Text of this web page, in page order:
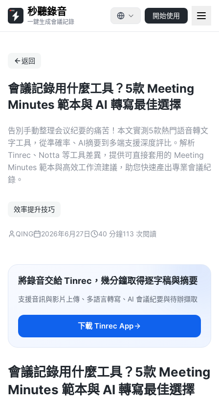
秒聽錄音
一鍵生成會議記錄
開始使用
返回
會議記錄用什麼工具？5款 Meeting
Minutes 範本與 AI 轉寫最佳選擇
告別手動整理会议纪要的痛苦！本文實測5款熱門語音轉文
字工具，從準確率、AI摘要到多端支援深度評比。解析
Tinrec、Notta 等工具差異，提供可直接套用的 Meeting
Minutes 範本與高效工作流建議，助您快速產出專業會議紀
錄。
效率提升技巧
QING 2026年6月27日 40 分鐘113 次閱讀
將錄音交給 Tinrec，幾分鐘取得逐字稿與摘要
支援音訊與影片上傳、多語言轉寫、AI 會議紀要與待辦擷取
下載 Tinrec App
會議記錄用什麼工具？5款 Meeting
Minutes 範本與 AI 轉寫最佳選擇